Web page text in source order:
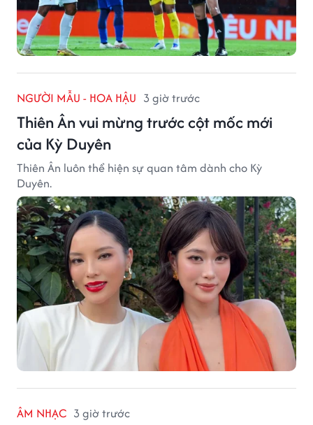
NGƯỜI MẪU - HOA HẬU 3 giờ trước
Thiên Ân vui mừng trước cột mốc mới
của Kỳ Duyên
Thiên Ân luôn thể hiện sự quan tâm dành cho Kỳ
Duyên.
ÂM NHẠC 3 giờ trước